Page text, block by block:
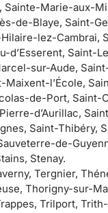
Marie-aux-
de-Blaye, Saint-
lez-
d’Esserent,
sur-Aude,
l’École,
de-Port, Saint-
d’Aurillac,
Saint-Thibéry,
de-
Stenay.
Tergnier,
Thorigny-sur-
Trilport,